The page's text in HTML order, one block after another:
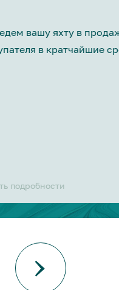
вашу яхту в
в кратчайшие
подробности